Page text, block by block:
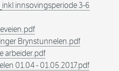
innsovingsperiode 3-6
Brynstunnelen.pdf
arbeider.pdf
01.04 - 01.05.2017.pdf